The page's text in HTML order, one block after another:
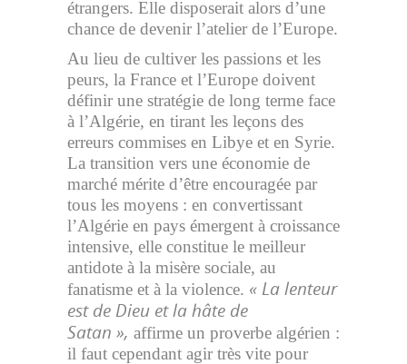
étrangers. Elle disposerait alors d’une
chance de devenir l’atelier de l’Europe.
Au lieu de cultiver les passions et les
peurs, la France et l’Europe doivent
définir une stratégie de long terme face
à l’Algérie, en tirant les leçons des
erreurs commises en Libye et en Syrie.
La transition vers une économie de
marché mérite d’être encouragée par
tous les moyens : en convertissant
l’Algérie en pays émergent à croissance
intensive, elle constitue le meilleur
antidote à la misère sociale, au
fanatisme et à la violence. « La lenteur
est de Dieu et la hâte de
Satan », affirme un proverbe algérien :
il faut cependant agir très vite pour